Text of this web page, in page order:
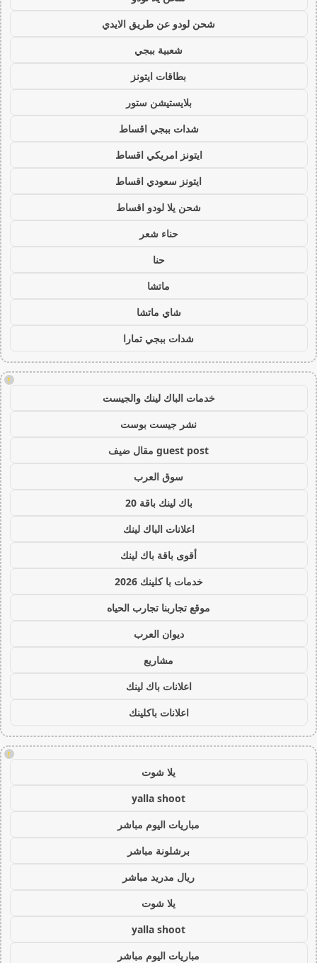
شحن لودو عن طريق الايدي
شعبية ببجي
بطاقات ايتونز
بلايستيشن ستور
شدات ببجي اقساط
ايتونز امريكي اقساط
ايتونز سعودي اقساط
شحن يلا لودو اقساط
حناء شعر
حنا
ماتشا
شاي ماتشا
شدات ببجي تمارا
!
خدمات الباك لينك والجيست
نشر جيست بوست
guest post مقال ضيف
سوق العرب
باك لينك باقة 20
اعلانات الباك لينك
أقوى باقة باك لينك
خدمات با كلينك 2026
موقع تجاربنا تجارب الحياه
ديوان العرب
مشاريع
اعلانات باك لينك
اعلانات باكلينك
!
يلا شوت
yalla shoot
مباريات اليوم مباشر
برشلونة مباشر
ريال مدريد مباشر
يلا شوت
yalla shoot
مباريات اليوم مباشر